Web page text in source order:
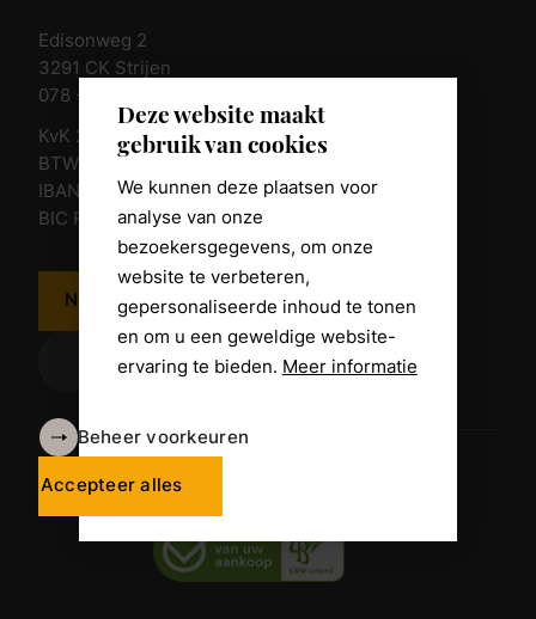
Deze website maakt
gebruik van cookies
We kunnen deze plaatsen voor
analyse van onze
bezoekersgegevens, om onze
website te verbeteren,
gepersonaliseerde inhoud te tonen
en om u een geweldige website-
ervaring te bieden. Meer informatie
Beheer voorkeuren
Accepteer alles
Edisonweg 2
3291 CK Strijen
078 - 674 84 85
KvK 23011135
BTW nr. NL 805098938.B.01
IBAN NL10 RABO 0361 8039 58
BIC RABONL2U
Neem contact op
Algemene voorwaarden